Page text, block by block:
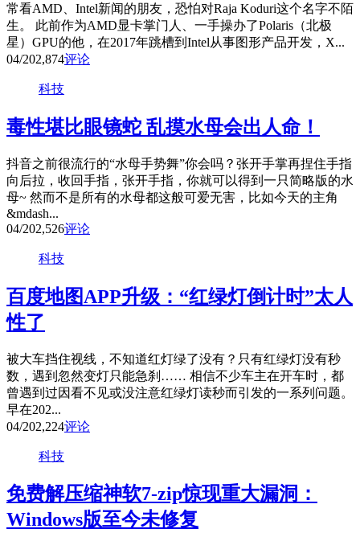
常看AMD、Intel新闻的朋友，恐怕对Raja Koduri这个名字不陌
生。 此前作为AMD显卡掌门人、一手操办了Polaris（北极
星）GPU的他，在2017年跳槽到Intel从事图形产品开发，X...
04/202,874评论
科技
毒性堪比眼镜蛇 乱摸水母会出人命！
抖音之前很流行的“水母手势舞”你会吗？张开手掌再捏住手指
向后拉，收回手指，张开手指，你就可以得到一只简略版的水
母~ 然而不是所有的水母都这般可爱无害，比如今天的主角
&mdash...
04/202,526评论
科技
百度地图APP升级：“红绿灯倒计时”太人
性了
被大车挡住视线，不知道红灯绿了没有？只有红绿灯没有秒
数，遇到忽然变灯只能急刹…… 相信不少车主在开车时，都
曾遇到过因看不见或没注意红绿灯读秒而引发的一系列问题。
早在202...
04/202,224评论
科技
免费解压缩神软7-zip惊现重大漏洞：
Windows版至今未修复